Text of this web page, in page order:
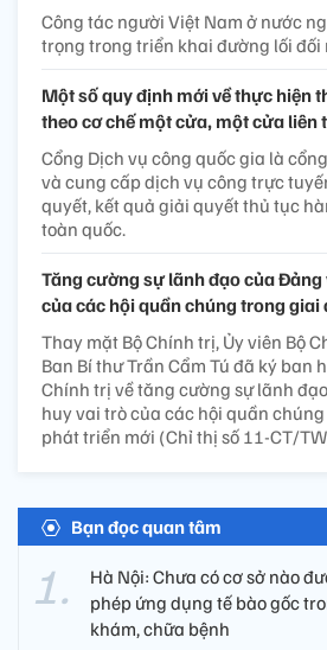
Công tác người Việt Nam ở nước
trọng trong triển khai đường lối đối
Một số quy định mới về thực hiện
theo cơ chế một cửa, một cửa liên
Cổng Dịch vụ công quốc gia là
và cung cấp dịch vụ công trực
quyết, kết quả giải quyết thủ tục
toàn quốc.
Tăng cường sự lãnh đạo của
của các hội quần chúng trong
Thay mặt Bộ Chính trị, Ủy viên Bộ
Ban Bí thư Trần Cẩm Tú đã ký ban
Chính trị về tăng cường sự lãnh
huy vai trò của các hội quần
phát triển mới (Chỉ thị số 11-CT/
Bạn đọc quan tâm
Hà Nội: Chưa có cơ sở nào
phép ứng dụng tế bào gốc
khám, chữa bệnh